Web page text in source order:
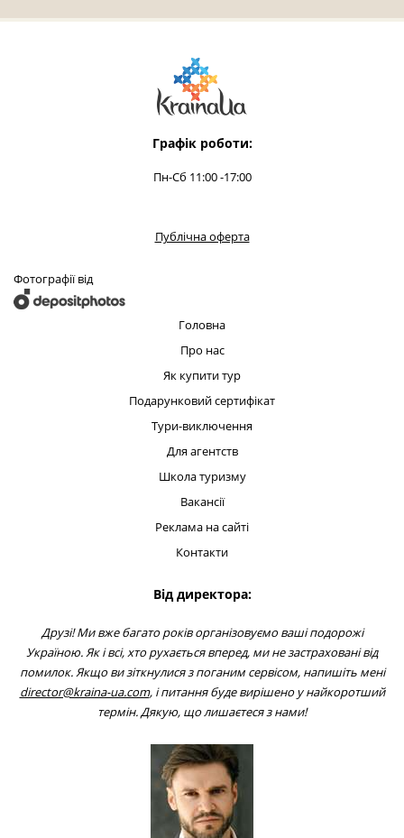
Графік роботи:
Пн-Сб 11:00 -17:00
Публічна оферта
Фотографії від
Головна
Про нас
Як купити тур
Подарунковий сертифікат
Тури-виключення
Для агентств
Школа туризму
Вакансії
Реклама на сайті
Контакти
Від директора:
Друзі! Ми вже багато років організовуємо ваші подорожі
Україною. Як і всі, хто рухається вперед, ми не застраховані від
помилок. Якщо ви зіткнулися з поганим сервісом, напишіть мені
director@kraina-ua.com, і питання буде вирішено у найкоротший
термін. Дякую, що лишаєтеся з нами!